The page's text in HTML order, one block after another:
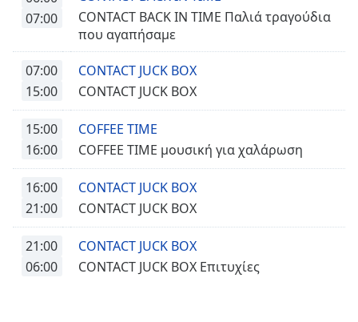
Duration
Loaded:
TypeLIVE
Seek to
live,
behind
LIVE
Remaining
1x
Playback
Rate
07:00
CONTACT BACK IN TIME Παλιά τραγούδια
που αγαπήσαμε
07:00
15:00
CONTACT JUCK BOX
CONTACT JUCK BOX
15:00
16:00
COFFEE TIME
COFFEE TIME μουσική για χαλάρωση
16:00
21:00
CONTACT JUCK BOX
CONTACT JUCK BOX
21:00
06:00
CONTACT JUCK BOX
CONTACT JUCK BOX Επιτυχίες